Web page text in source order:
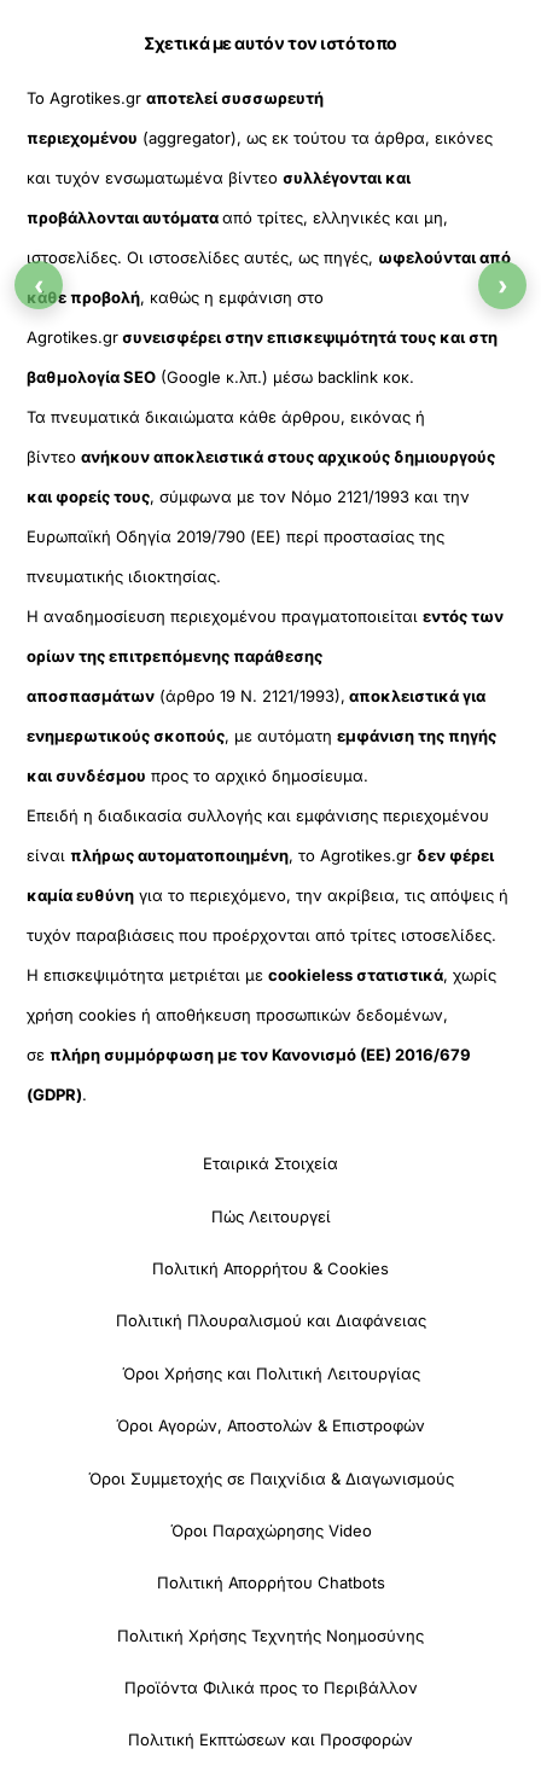
ο
π
ρ
ε
χ
μ
ν
ο
Σχετικά με αυτόν τον ιστότοπο
Το Agrotikes.grαποτελεί συσσωρευτή
περιεχομένου (aggregator), ως εκ τούτου τα άρθρα, εικόνες
και τυχόν ενσωματωμένα βίντεοσυλλέγονται και
προβάλλονται αυτόματααπό τρίτες, ελληνικές και μη,
ιστοσελίδες. Οι ιστοσελίδες αυτές, ως πηγές, ωφελούνται από
κάθε προβολή, καθώς η εμφάνιση στο
Agrotikes.grσυνεισφέρει στην επισκεψιμότητά τους και στη
βαθμολογία SEO (Google κ.λπ.) μέσω backlink κοκ.
Τα πνευματικά δικαιώματα κάθε άρθρου, εικόνας ή
βίντεοανήκουν αποκλειστικά στους αρχικούς δημιουργούς
και φορείς τους, σύμφωνα με τον Νόμο 2121/1993 και την
Ευρωπαϊκή Οδηγία 2019/790 (ΕΕ) περί προστασίας της
πνευματικής ιδιοκτησίας.
Η αναδημοσίευση περιεχομένου πραγματοποιείταιεντός των
ορίων της επιτρεπόμενης παράθεσης
αποσπασμάτων (άρθρο 19 Ν. 2121/1993), αποκλειστικά για
ενημερωτικούς σκοπούς, με αυτόματηεμφάνιση της πηγής
και συνδέσμου προς το αρχικό δημοσίευμα.
Επειδή η διαδικασία συλλογής και εμφάνισης περιεχομένου
είναιπλήρως αυτοματοποιημένη, το Agrotikes.gr δεν φέρει
καμία ευθύνη για το περιεχόμενο, την ακρίβεια, τις απόψεις ή
τυχόν παραβιάσεις που προέρχονται από τρίτες ιστοσελίδες.
Η επισκεψιμότητα μετριέται μεcookieless στατιστικά, χωρίς
χρήση cookies ή αποθήκευση προσωπικών δεδομένων,
σεπλήρη συμμόρφωση με τον Κανονισμό (ΕΕ) 2016/679
(GDPR).
Εταιρικά Στοιχεία
Πώς Λειτουργεί
Πολιτική Απορρήτου & Cookies
Πολιτική Πλουραλισμού και Διαφάνειας
Όροι Χρήσης και Πολιτική Λειτουργίας
Όροι Αγορών, Αποστολών & Επιστροφών
Όροι Συμμετοχής σε Παιχνίδια & Διαγωνισμούς
Όροι Παραχώρησης Video
Πολιτική Απορρήτου Chatbots
Πολιτική Χρήσης Τεχνητής Νοημοσύνης
Προϊόντα Φιλικά προς το Περιβάλλον
Πολιτική Εκπτώσεων και Προσφορών
‹ ›